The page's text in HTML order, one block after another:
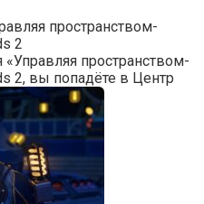
пространством-
2
пространством-
2, вы попадёте в Центр